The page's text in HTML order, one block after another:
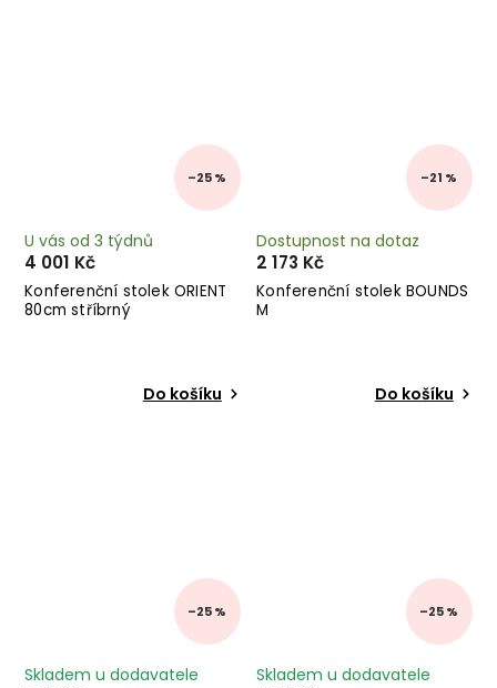
–25 %
Konferenční stolek ORIENT
80cm stříbrný
U vás od 3 týdnů
4 001 Kč
Do košíku
–21 %
Konferenční stolek BOUNDS
M
Dostupnost na dotaz
2 173 Kč
Do košíku
–25 %
Skladem u dodavatele
–25 %
Skladem u dodavatele